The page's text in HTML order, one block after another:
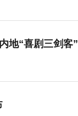
地“喜剧三剑客”